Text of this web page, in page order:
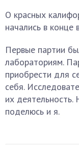
О красных
начались в конце
Первые партии
лабораториям.
приобрести для
себя.
их
поделюсь и я.